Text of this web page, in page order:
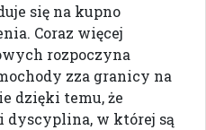
się na kupno
Coraz więcej
rozpoczyna
zza granicy na
dzięki temu, że
dyscyplina, w której są